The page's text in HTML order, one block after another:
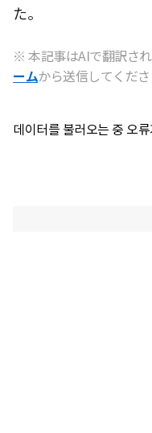
た。
※ 本記事はAIで翻訳さ
ームから送信してくださ
데이터를 불러오는 중 오